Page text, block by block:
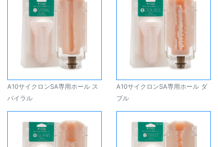
A10サイクロンSA専用ホール ス
パイラル
A10サイクロンSA専用ホール ダ
ブル